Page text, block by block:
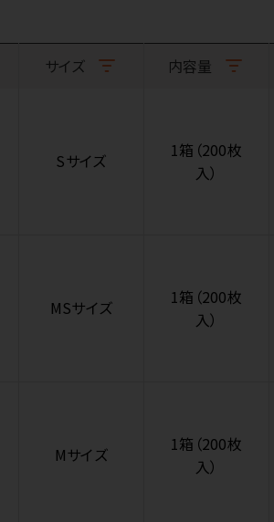
サイズ 内容量
Sサイズ
1箱（200枚
入）
MSサイズ
1箱（200枚
入）
Mサイズ
1箱（200枚
入）